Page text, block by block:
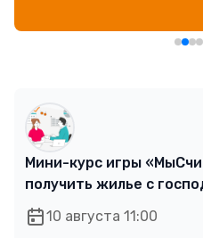
Мини-курс игры
получить жилье с
10 августа 11:00